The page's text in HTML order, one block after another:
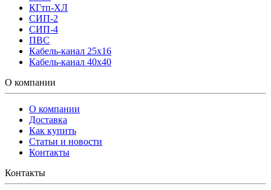
КГтп-ХЛ
СИП-2
СИП-4
ПВС
Кабель-канал 25х16
Кабель-канал 40х40
О компании
О компании
Доставка
Как купить
Статьи и новости
Контакты
Контакты